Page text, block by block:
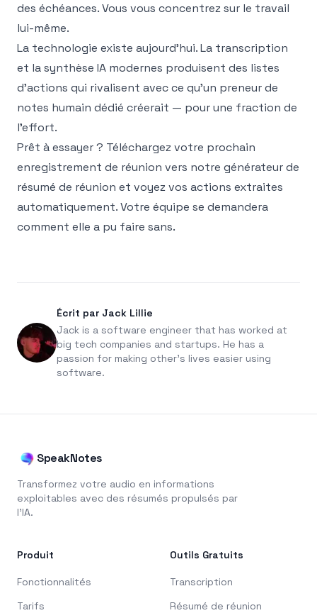
des échéances. Vous vous concentrez sur le travail
lui-même.
La technologie existe aujourd'hui. La transcription
et la synthèse IA modernes produisent des listes
d'actions qui rivalisent avec ce qu'un preneur de
notes humain dédié créerait — pour une fraction de
l'effort.
Prêt à essayer ? Téléchargez votre prochain
enregistrement de réunion vers notre générateur de
résumé de réunion et voyez vos actions extraites
automatiquement. Votre équipe se demandera
comment elle a pu faire sans.
Écrit par Jack Lillie
Jack is a software engineer that has worked at
big tech companies and startups. He has a
passion for making other's lives easier using
software.
SpeakNotes
Transformez votre audio en informations
exploitables avec des résumés propulsés par
l'IA.
Produit
Fonctionnalités
Tarifs
Outils Gratuits
Transcription
Résumé de réunion